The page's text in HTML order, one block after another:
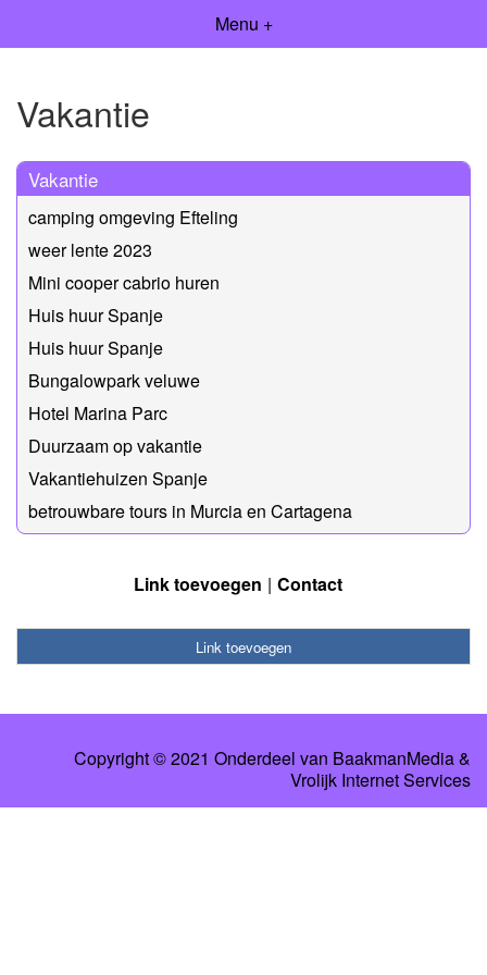
Menu +
Vakantie
Vakantie
camping omgeving Efteling
weer lente 2023
Mini cooper cabrio huren
Huis huur Spanje
Huis huur Spanje
Bungalowpark veluwe
Hotel Marina Parc
Duurzaam op vakantie
Vakantiehuizen Spanje
betrouwbare tours in Murcia en Cartagena
Link toevoegen Contact
Link toevoegen
Copyright © 2021 Onderdeel van BaakmanMedia&
Vrolijk Internet Services